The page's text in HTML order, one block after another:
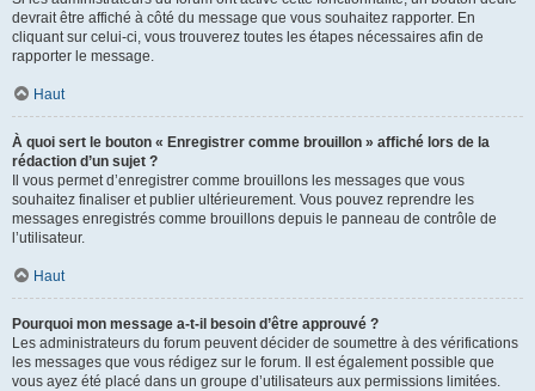
devrait être affiché à côté du message que vous souhaitez rapporter. En
cliquant sur celui-ci, vous trouverez toutes les étapes nécessaires afin de
rapporter le message.
Haut
À quoi sert le bouton « Enregistrer comme brouillon » affiché lors de la
rédaction d’un sujet ?
Il vous permet d’enregistrer comme brouillons les messages que vous
souhaitez finaliser et publier ultérieurement. Vous pouvez reprendre les
messages enregistrés comme brouillons depuis le panneau de contrôle de
l’utilisateur.
Haut
Pourquoi mon message a-t-il besoin d’être approuvé ?
Les administrateurs du forum peuvent décider de soumettre à des vérifications
les messages que vous rédigez sur le forum. Il est également possible que
vous ayez été placé dans un groupe d’utilisateurs aux permissions limitées.